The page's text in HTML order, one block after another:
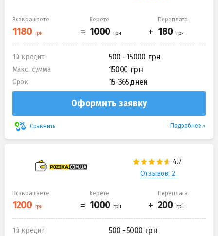
Возвращаете Берете Переплата
1й кредит 500 - 15000
Макс. сумма 15000
Срок 15-365 дней
Оформить заявку
Сравнить Подробнее
Отзывов: 2
Возвращаете Берете Переплата
1й кредит 500 - 5000